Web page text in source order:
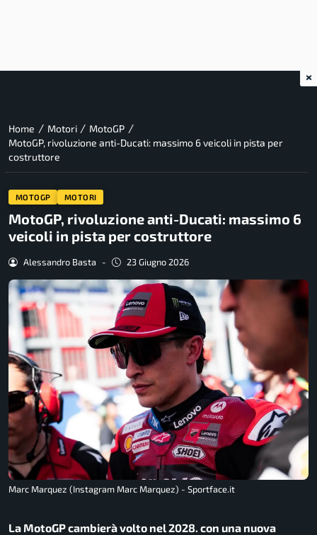
Home / Motori / MotoGP /
MotoGP, rivoluzione anti-Ducati: massimo 6 veicoli in pista per
costruttore
MOTOGP MOTORI
MotoGP, rivoluzione anti-Ducati: massimo 6
veicoli in pista per costruttore
Alessandro Basta - 23 Giugno 2026
Marc Marquez (Instagram Marc Marquez) - Sportface.it
La MotoGP cambierà volto nel 2028. con una nuova
×